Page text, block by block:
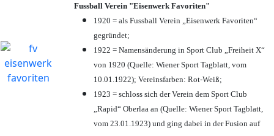
Fussball Verein "Eisenwerk Favoriten"
1920 = als Fussball Verein „Eisenwerk Favoriten“
gegründet;
1922 = Namensänderung in Sport Club „Freiheit X“
von 1920 (Quelle: Wiener Sport Tagblatt, vom
10.01.1922); Vereinsfarben: Rot-Weiß;
1923 = schloss sich der Verein dem Sport Club
„Rapid“ Oberlaa an (Quelle: Wiener Sport Tagblatt,
vom 23.01.1923) und ging dabei in der Fusion auf